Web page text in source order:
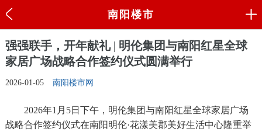
南阳楼市
强强联手，开年献礼 | 明伦集团与南阳红星全球
家居广场战略合作签约仪式圆满举行
2026-01-05 南阳楼市网
2026年1月5日下午，明伦集团与南阳红星全球家居广场
战略合作签约仪式在南阳明伦·花漾美郡美好生活中心隆重举